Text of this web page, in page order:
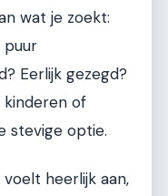
wat je zoekt:
Eerlijk gezegd?
kinderen of
stevige optie.
heerlijk aan,